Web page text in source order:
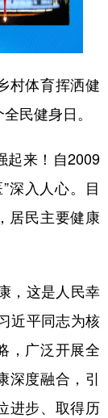
湖南
西藏
宁夏
한국어
体育挥洒健
民健身日。
来！自2009
深入人心。目
居民主要健康
，这是人民幸
近平同志为核
，广泛开展全
深度融合，引
进步、取得历